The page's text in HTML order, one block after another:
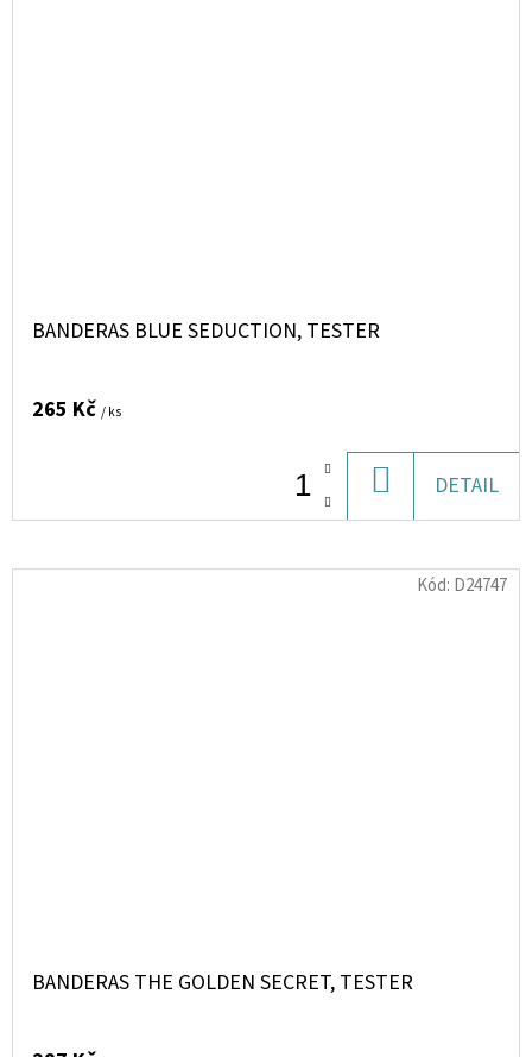
BANDERAS BLUE SEDUCTION, TESTER
265 Kč / ks
KOŠÍKU
DETAIL
BANDERAS THE GOLDEN SECRET, TESTER
Kód: D24747